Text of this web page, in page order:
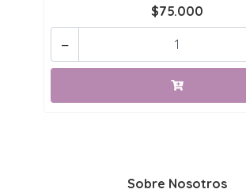
$75.000
-
Sobre Nosotros